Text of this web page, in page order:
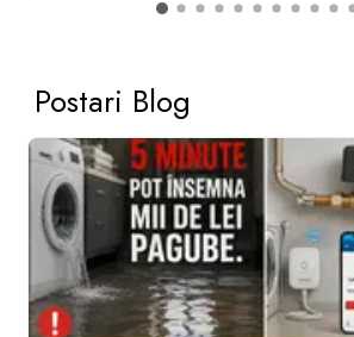
Postari Blog